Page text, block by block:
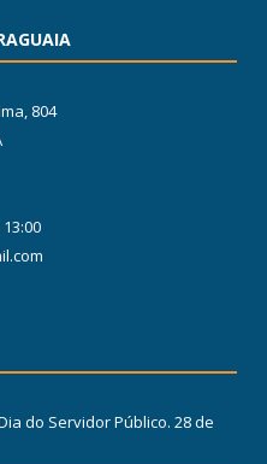
804
do Servidor Público. 28 de